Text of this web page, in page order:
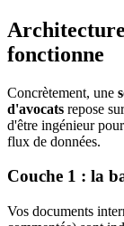
fonctionne
Concrètement, une
d'avocats repose
d'être ingénieur
flux de données.
Couche 1 : la
Vos documents